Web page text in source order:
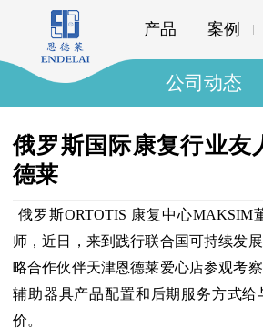
产品 案例
公司动态
俄罗斯国际康复行业友
德莱
俄罗斯ORTOTIS 康复中心MAKSIM
师，近日，来到践行联合国可持续发
略合作伙伴天津恩德莱爱心店参观考
辅助器具产品配置和后期服务方式给
价。